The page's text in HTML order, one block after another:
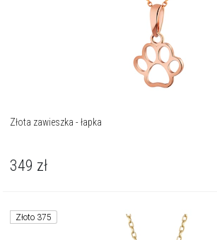
Złota zawieszka - łapka
349 zł
Złoto 375